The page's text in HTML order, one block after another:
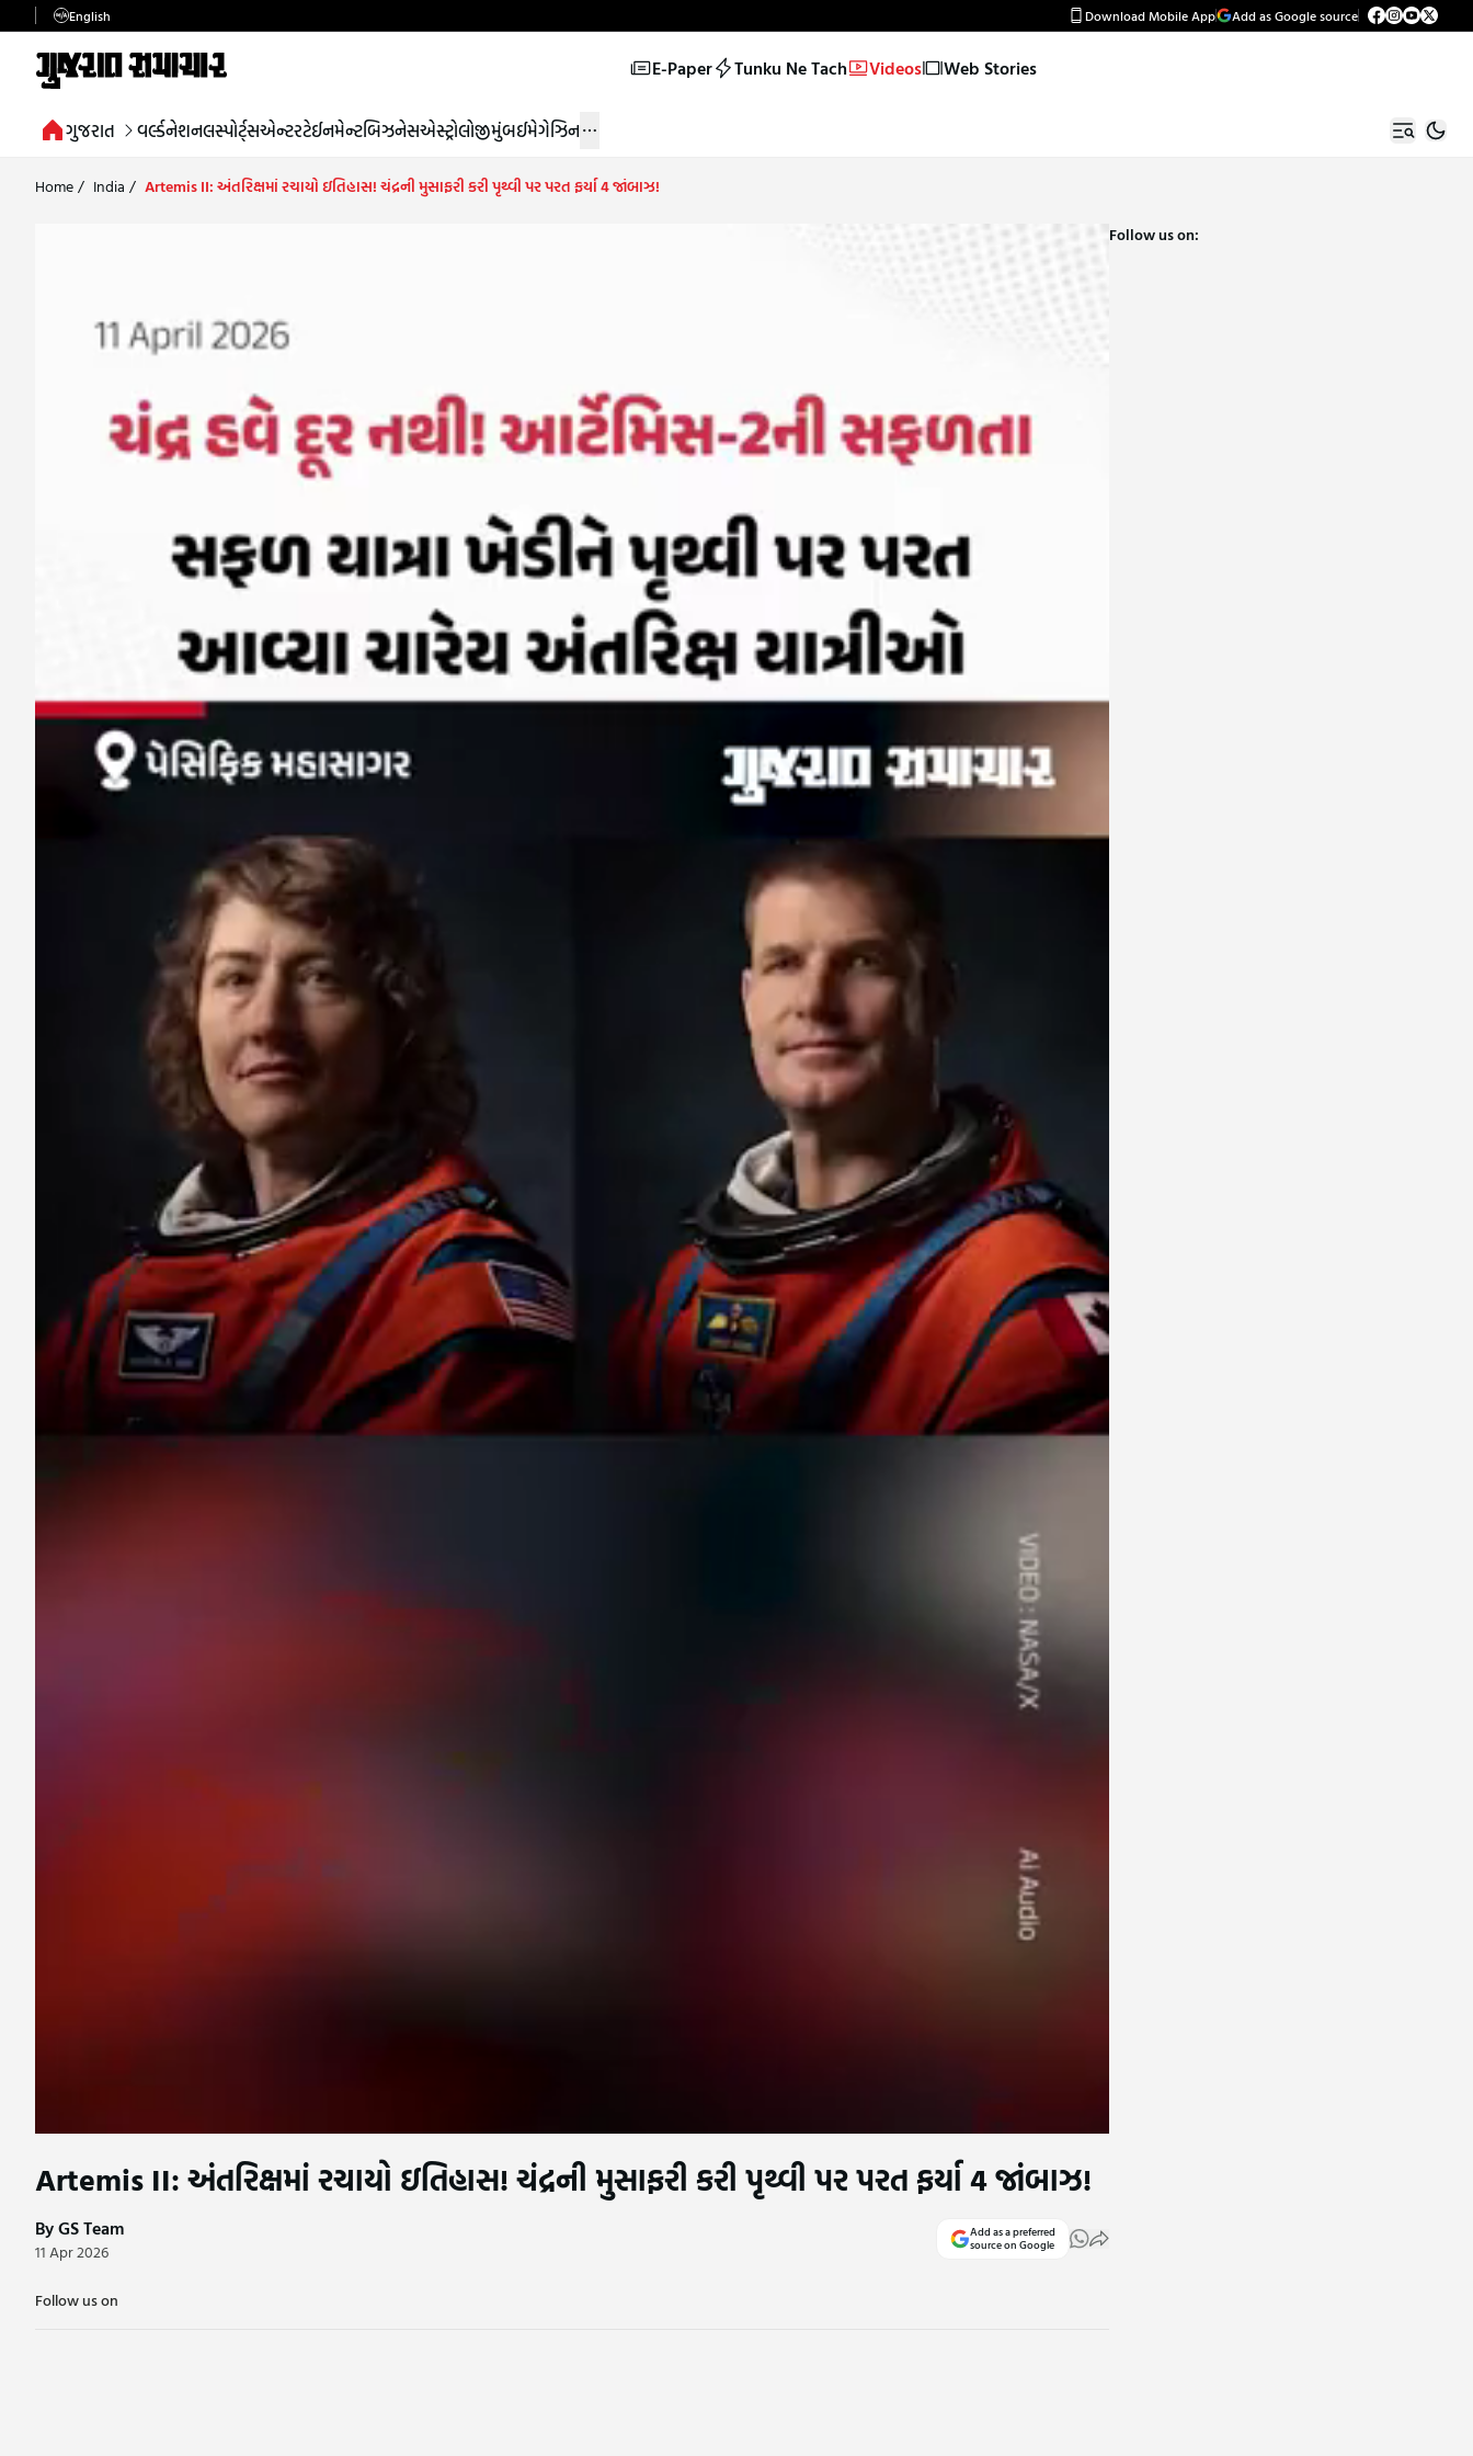
English Download Mobile App Add as Google source
E-Paper Tunku Ne Tach Videos Web Stories
ગુજરાત વર્લ્ડનેશનલસ્પોર્ટ્સએન્ટરટેઈનમેન્ટબિઝનેસએસ્ટ્રોલોજીમુંબઈમેગેઝિન
Home/ India / Artemis II: અંતરિક્ષમાં રચાયો ઇતિહાસ! ચંદ્રની મુસાફરી કરી પૃથ્વી પર પરત ફર્યા 4 જાંબાઝ!
Artemis II: અંતરિક્ષમાં રચાયો ઇતિહાસ! ચંદ્રની મુસાફરી કરી પૃથ્વી પર પરત ફર્યા 4 જાંબાઝ!
By GS Team
11 Apr 2026
Add as a preferred
source on Google
Follow us on
Follow us on: